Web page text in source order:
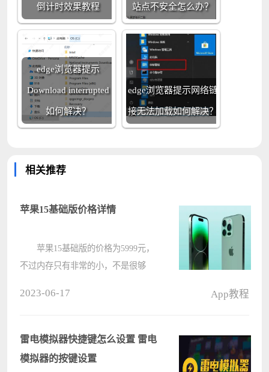
倒计时效果教程 站点不安全怎么办？
edge浏览器提示
Download interrupted
如何解决？
edge浏览器提示网络链
接无法加载如何解决？
相关推荐
苹果15基础版价格详情
苹果15基础版的价格为5999元，
不过内存只有非常的小，不是很够
格详情： 答：5999元 苹????
2023-06-17 App教程
雷电模拟器快捷键怎么设置 雷电
模拟器的按键设置